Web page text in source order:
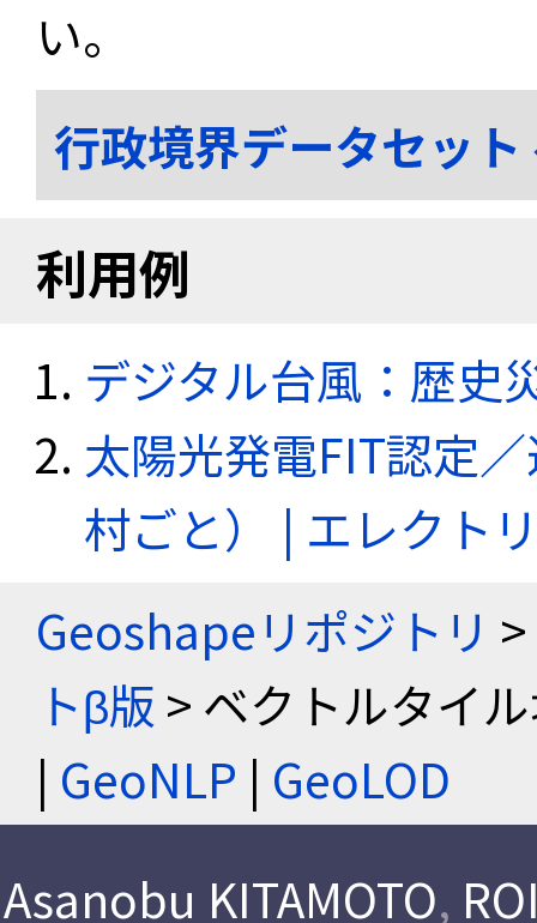
い。
行政境界データセッ
利用例
デジタル台風：歴史
太陽光発電FIT認定
村ごと） | エレクト
Geoshapeリポジトリ >
トβ版 > ベクトルタイ
| GeoNLP | GeoLOD
Asanobu KITAMOTO,